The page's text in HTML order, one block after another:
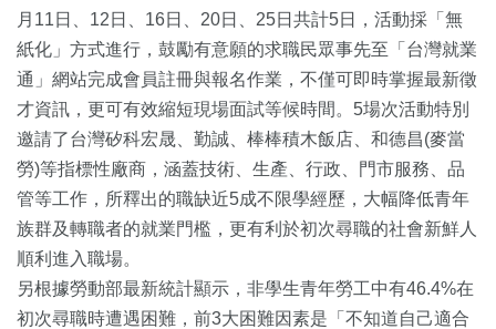
月11日、12日、16日、20日、25日共計5日，活動採「無
紙化」方式進行，鼓勵有意願的求職民眾事先至「台灣就業
通」網站完成會員註冊與報名作業，不僅可即時掌握最新徵
才資訊，更可有效縮短現場面試等候時間。5場次活動特別
邀請了台灣矽科宏晟、勤誠、棒棒積木飯店、和德昌(麥當
勞)等指標性廠商，涵蓋技術、生產、行政、門市服務、品
管等工作，所釋出的職缺近5成不限學經歷，大幅降低青年
族群及轉職者的就業門檻，更有利於初次尋職的社會新鮮人
順利進入職場。
另根據勞動部最新統計顯示，非學生青年勞工中有46.4%在
初次尋職時遭遇困難，前3大困難因素是「不知道自己適合